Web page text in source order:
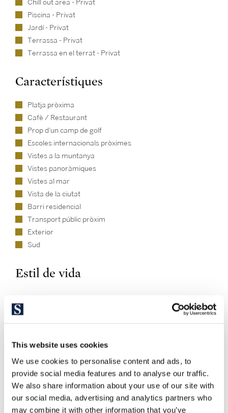
This website uses cookies
We use cookies to personalise content and ads, to
provide social media features and to analyse our traffic.
We also share information about your use of our site with
our social media, advertising and analytics partners who
may combine it with other information that you’ve
Chill out area - Privat
Piscina - Privat
Jardí - Privat
Terrassa - Privat
Terrassa en el terrat - Privat
Característiques
Platja pròxima
Cafè / Restaurant
Prop d'un camp de golf
Escoles internacionals pròximes
Vistes a la muntanya
Vistes panoràmiques
Vistes al mar
Vista de la ciutat
Barri residencial
Transport públic pròxim
Exterior
Sud
Estil de vida
Explori altres propietats similars